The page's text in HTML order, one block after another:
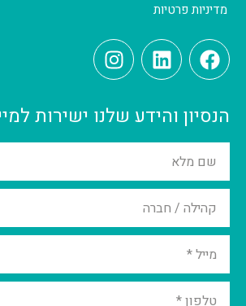
מדיניות פרטיות
הנסיון והידע שלנו ישירות